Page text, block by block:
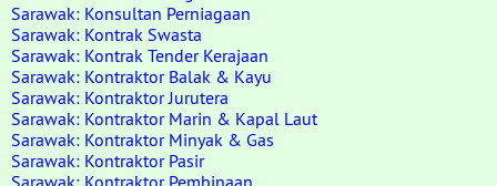
Sarawak: Konsultan Perniagaan
Sarawak: Kontrak Swasta
Sarawak: Kontrak Tender Kerajaan
Sarawak: Kontraktor Balak & Kayu
Sarawak: Kontraktor Jurutera
Sarawak: Kontraktor Marin & Kapal Laut
Sarawak: Kontraktor Minyak & Gas
Sarawak: Kontraktor Pasir
Sarawak: Kontraktor Pembinaan